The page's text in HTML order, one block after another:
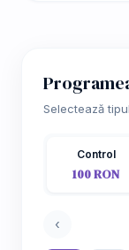
Selectează
Control
100 RON
‹